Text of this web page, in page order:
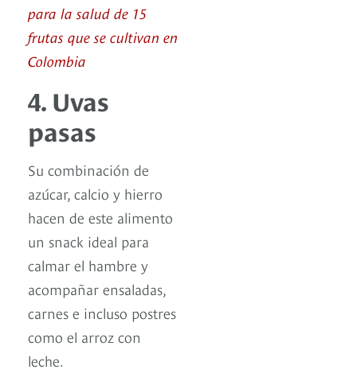
para la salud de 15
frutas que se cultivan en
Colombia
4. Uvas
pasas
Su combinación de
azúcar, calcio y hierro
hacen de este alimento
un snack ideal para
calmar el hambre y
acompañar ensaladas,
carnes e incluso postres
como el arroz con
leche.